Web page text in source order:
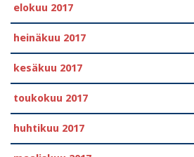
elokuu 2017
heinäkuu 2017
kesäkuu 2017
toukokuu 2017
huhtikuu 2017